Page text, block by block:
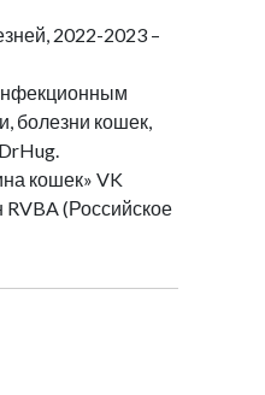
2022-2023 –
болезни кошек,
кошек» VK
(Российское